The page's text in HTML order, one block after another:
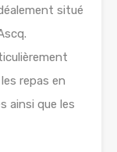
situé
repas en
ainsi que les